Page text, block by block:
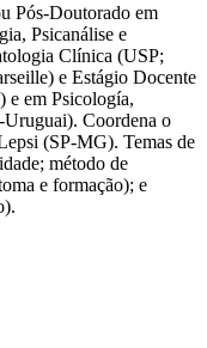
Pós-Doutorado em
Psicanálise e
Clínica (USP;
e Estágio Docente
e em Psicología,
Coordena o
(SP-MG). Temas de
método de
e formação); e